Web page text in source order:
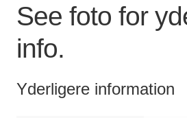
See foto for
info.
Yderligere information